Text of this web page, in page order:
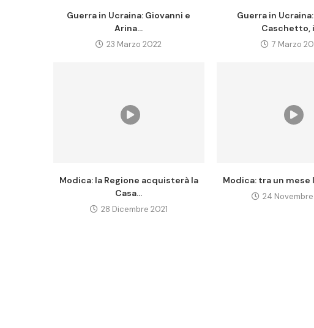
Guerra in Ucraina: Giovanni e
Arina...
23 Marzo 2022
Guerra in
Caschetto,
7 Marzo
Modica: la Regione acquisterà la
Casa...
28 Dicembre 2021
Modica: tra un mese
24 Novembre